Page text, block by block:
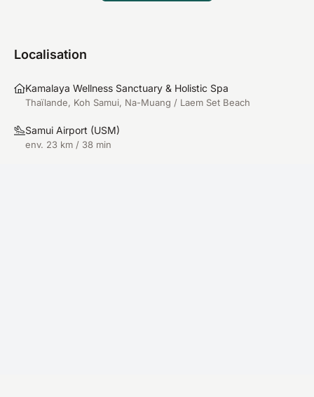
Localisation
Kamalaya Wellness Sanctuary & Holistic Spa
Thaïlande, Koh Samui, Na-Muang / Laem Set Beach
Samui Airport (USM)
env. 23 km / 38 min